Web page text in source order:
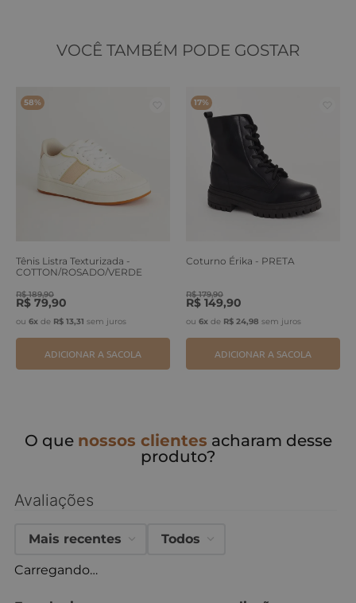
VOCÊ TAMBÉM PODE GOSTAR
58%
Tênis Listra Texturizada -
COTTON/ROSADO/VERDE
R$ 189,90
R$ 79,90
ou 6x de R$ 13,31 sem juros
ADICIONAR A SACOLA
17%
Coturno Érika - PRETA
R$ 179,90
R$ 149,90
ou 6x de R$ 24,98 sem juros
ADICIONAR A SACOLA
O que nossos clientes acharam desse
produto?
Avaliações
Carregando…
Mais recentes Todos